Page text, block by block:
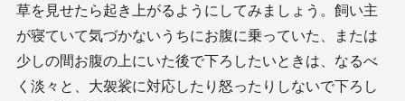
草を見せたら起き上がるようにしてみましょう。飼い主
が寝ていて気づかないうちにお腹に乗っていた、または
少しの間お腹の上にいた後で下ろしたいときは、なるべ
く淡々と、大袈裟に対応したり怒ったりしないで下ろし